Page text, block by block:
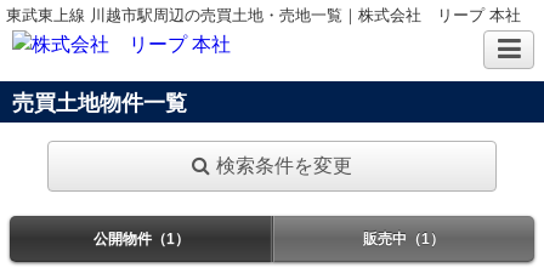
東武東上線 川越市駅周辺の売買土地・売地一覧｜株式会社 リープ 本社
売買土地物件一覧
検索条件を変更
公開物件（1） 販売中（1）